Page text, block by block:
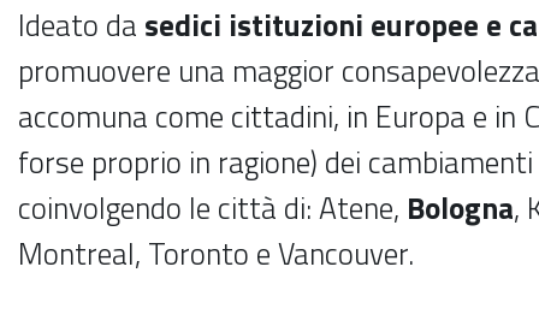
Ideato da sedici istituzioni europee e
promuovere una maggior
accomuna come cittadini, in Europa e in
forse proprio in ragione) dei
coinvolgendo le città di: Atene, Bologna,
Montreal, Toronto e Vancouver.